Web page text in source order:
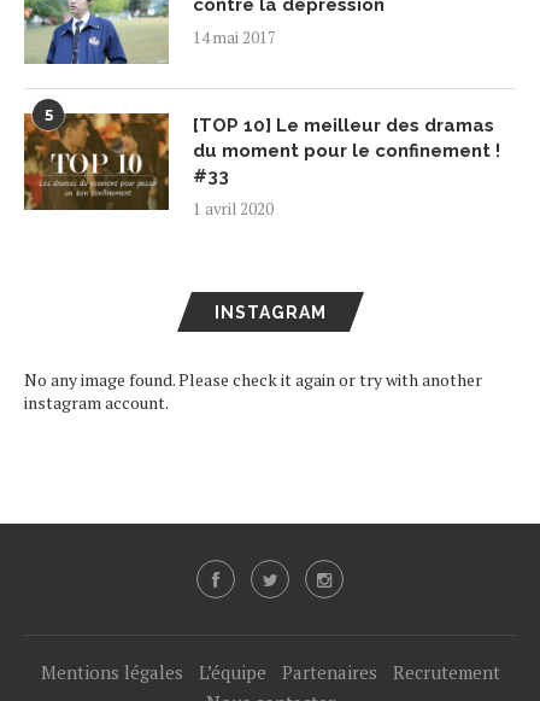
contre la dépression
14 mai 2017
5
[TOP 10] Le meilleur des dramas
du moment pour le confinement !
#33
1 avril 2020
INSTAGRAM
No any image found. Please check it again or try with another
instagram account.
Mentions légales L’équipe Partenaires
Recrutement